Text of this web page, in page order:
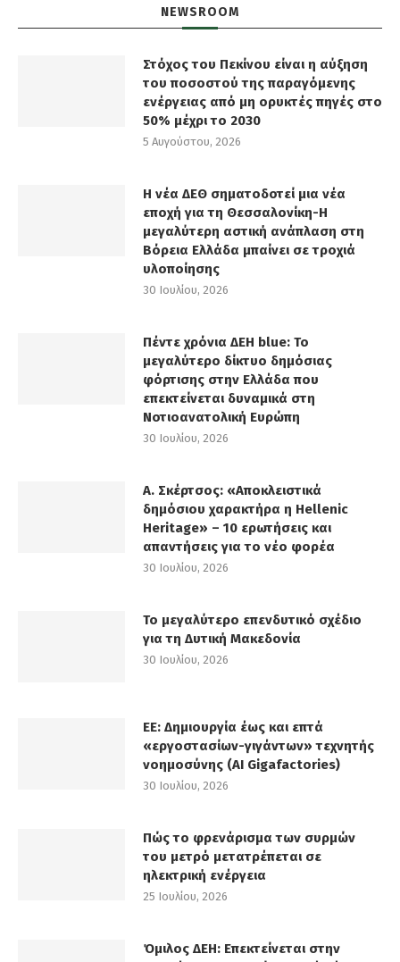
NEWSROOM
Στόχος του Πεκίνου είναι η αύξηση
του ποσοστού της παραγόμενης
ενέργειας από μη ορυκτές πηγές στο
50% μέχρι το 2030
5 Αυγούστου, 2026
Η νέα ΔΕΘ σηματοδοτεί μια νέα
εποχή για τη Θεσσαλονίκη-Η
μεγαλύτερη αστική ανάπλαση στη
Βόρεια Ελλάδα μπαίνει σε τροχιά
υλοποίησης
30 Ιουλίου, 2026
Πέντε χρόνια ΔΕΗ blue: Το
μεγαλύτερο δίκτυο δημόσιας
φόρτισης στην Ελλάδα που
επεκτείνεται δυναμικά στη
Νοτιοανατολική Ευρώπη
30 Ιουλίου, 2026
Α. Σκέρτσος: «Αποκλειστικά
δημόσιου χαρακτήρα η Hellenic
Heritage» – 10 ερωτήσεις και
απαντήσεις για το νέο φορέα
30 Ιουλίου, 2026
Το μεγαλύτερο επενδυτικό σχέδιο
για τη Δυτική Μακεδονία
30 Ιουλίου, 2026
ΕΕ: Δημιουργία έως και επτά
«εργοστασίων-γιγάντων» τεχνητής
νοημοσύνης (AI Gigafactories)
30 Ιουλίου, 2026
Πώς το φρενάρισμα των συρμών
του μετρό μετατρέπεται σε
ηλεκτρική ενέργεια
25 Ιουλίου, 2026
Όμιλος ΔΕΗ: Επεκτείνεται στην